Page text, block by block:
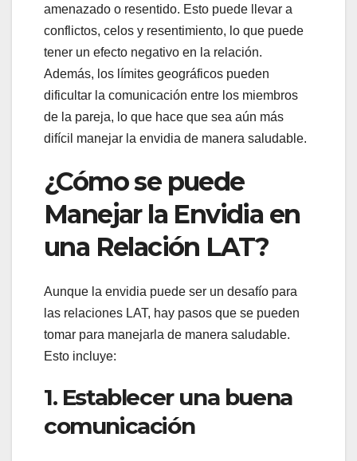
amenazado o resentido. Esto puede llevar a
conflictos, celos y resentimiento, lo que puede
tener un efecto negativo en la relación.
Además, los límites geográficos pueden
dificultar la comunicación entre los miembros
de la pareja, lo que hace que sea aún más
difícil manejar la envidia de manera saludable.
¿Cómo se puede
Manejar la Envidia en
una Relación LAT?
Aunque la envidia puede ser un desafío para
las relaciones LAT, hay pasos que se pueden
tomar para manejarla de manera saludable.
Esto incluye:
1. Establecer una buena
comunicación